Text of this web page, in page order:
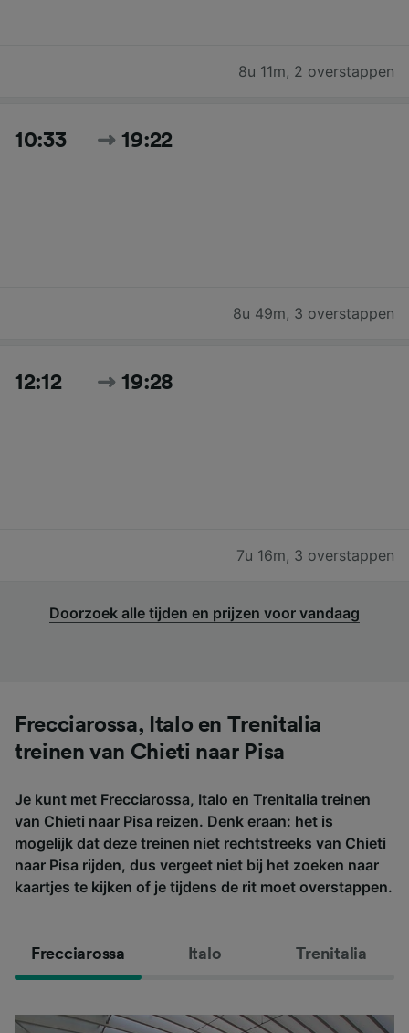
8u 11m, 2 overstappen
10:33 19:22
8u 49m, 3 overstappen
12:12 19:28
7u 16m, 3 overstappen
Doorzoek alle tijden en prijzen voor vandaag
Frecciarossa, Italo en Trenitalia
treinen van Chieti naar Pisa
Je kunt met Frecciarossa, Italo en Trenitalia treinen
van Chieti naar Pisa reizen. Denk eraan: het is
mogelijk dat deze treinen niet rechtstreeks van Chieti
naar Pisa rijden, dus vergeet niet bij het zoeken naar
kaartjes te kijken of je tijdens de rit moet overstappen.
Frecciarossa Italo Trenitalia